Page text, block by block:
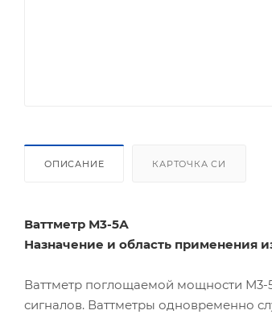
ОПИСАНИЕ КАРТОЧКА СИ
Ваттметр М3-5А
Назначение и область применения
Ваттметр поглощаемой мощности М3-
сигналов. Ваттметры одновременно